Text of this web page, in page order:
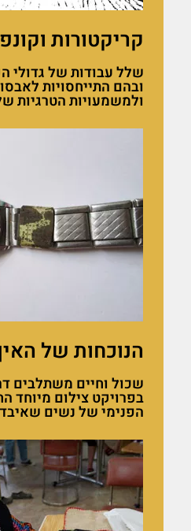
קריקטורות
שלל עבודות של גדולי
ובהם התייחסויות
ולמשמעויות הטרגיות
הנוכחות של
שכול וחיים משתלבים
בפרויקט צילום מיוחד
הפנימי של נשים